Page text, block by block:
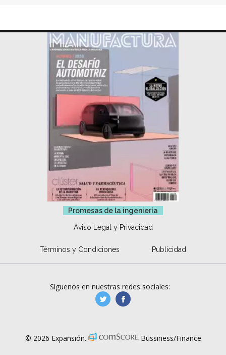
Promesas de la ingeniería
Aviso Legal y Privacidad
Términos y Condiciones Publicidad
Síguenos en nuestras redes sociales:
manufacturaGE
© 2026 Expansión. Bussiness/Finance